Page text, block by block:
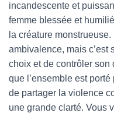
incandescente et
femme blessée et
la créature
ambivalence, mais c’est
choix et de contrôler son
que l’ensemble est
de partager la violence
une grande clarté. Vous